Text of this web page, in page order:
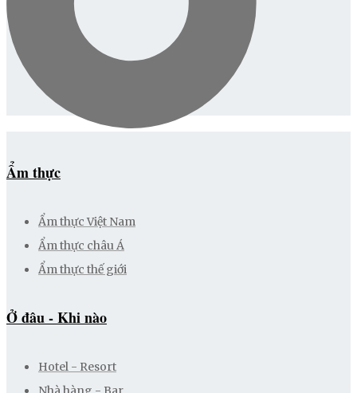
Ẩm thực
Ẩm thực Việt Nam
Ẩm thực châu Á
Ẩm thực thế giới
Ở đâu - Khi nào
Hotel - Resort